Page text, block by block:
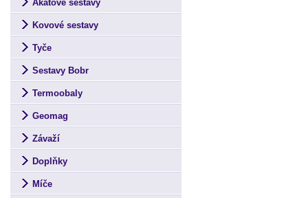
Akátové sestavy
Kovové sestavy
Tyče
Sestavy Bobr
Termoobaly
Geomag
Závaží
Doplňky
Míče